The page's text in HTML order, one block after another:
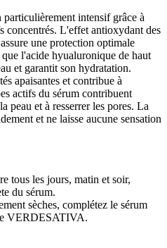
intensif grâce à
concentrés. L'effet antioxydant des
une protection optimale
l'acide hyualuronique de haut
et garantit son hydratation.
apaisantes et contribue à
actifs du sérum contribuent
peau et à resserrer les pores. La
et ne laisse aucune sensation
tous les jours, matin et soir,
du sérum.
sèches, complétez le sérum
VERDESATIVA.